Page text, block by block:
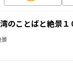
のことばと絶景１